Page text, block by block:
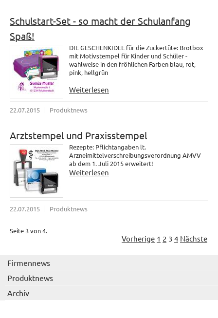
Schulstart-Set - so macht der Schulanfang
Spaß!
DIE GESCHENKIDEE für die Zuckertüte: Brotbox
mit Motivstempel für Kinder und Schüler -
wahlweise in den fröhlichen Farben blau, rot,
pink, hellgrün
Weiterlesen
22.07.2015 Produktnews
Arztstempel und Praxisstempel
Rezepte: Pflichtangaben lt.
Arzneimittelverschreibungsverordnung AMVV
ab dem 1. Juli 2015 erweitert!
Weiterlesen
22.07.2015 Produktnews
Seite 3 von 4.
Vorherige 1 2 3 4 Nächste
Firmennews
Produktnews
Archiv